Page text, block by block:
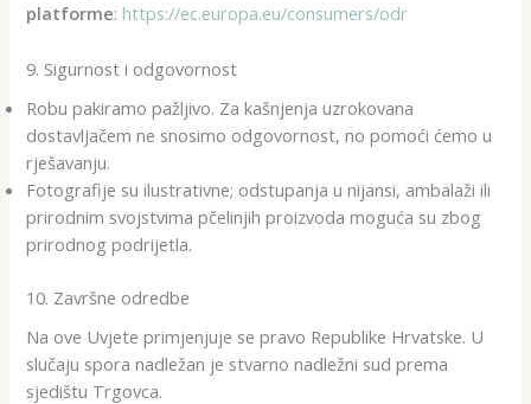
platforme: https://ec.europa.eu/consumers/odr
9. Sigurnost i odgovornost
Robu pakiramo pažljivo. Za kašnjenja uzrokovana
dostavljačem ne snosimo odgovornost, no pomoći ćemo u
rješavanju.
Fotografije su ilustrativne; odstupanja u nijansi, ambalaži ili
prirodnim svojstvima pčelinjih proizvoda moguća su zbog
prirodnog podrijetla.
10. Završne odredbe
Na ove Uvjete primjenjuje se pravo Republike Hrvatske. U
slučaju spora nadležan je stvarno nadležni sud prema
sjedištu Trgovca.